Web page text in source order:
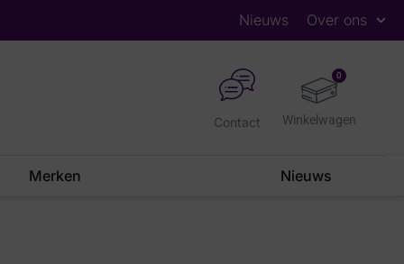
Nieuws Over ons
0
Contact
Merken Nieuws